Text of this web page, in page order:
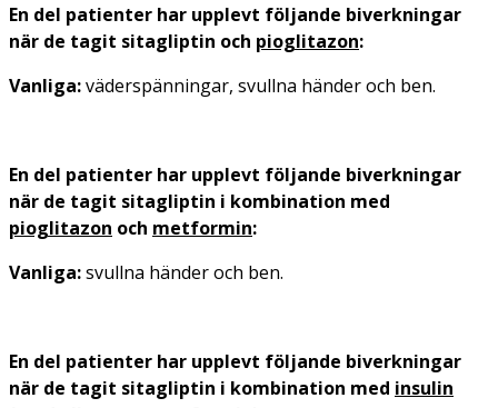
En del patienter har upplevt följande biverkningar
när de tagit sitagliptin och pioglitazon:
Vanliga:väderspänningar, svullna händer och ben.
En del patienter har upplevt följande biverkningar
när de tagit sitagliptin i kombination med
pioglitazon och metformin:
Vanliga:svullna händer och ben.
En del patienter har upplevt följande biverkningar
när de tagit sitagliptin i kombination med insulin